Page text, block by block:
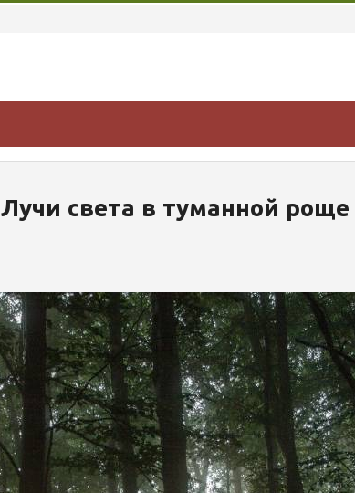
Лучи света в туманной роще